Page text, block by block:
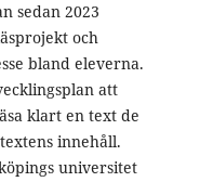
sedan 2023
och
bland eleverna.
att
klart en text de
innehåll.
universitet